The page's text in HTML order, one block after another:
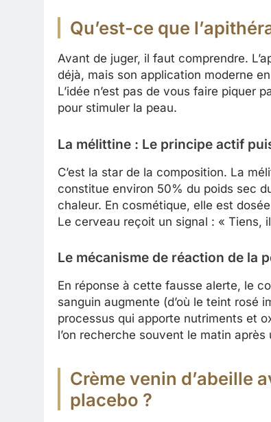
Qu’est-ce que
Avant de juger, il faut comprendre.
déjà, mais son application moderne
L’idée n’est pas de vous faire piquer
pour stimuler la peau.
La mélittine : Le principe actif
C’est la star de la composition. La
constitue environ 50% du poids sec
chaleur. En cosmétique, elle est
Le cerveau reçoit un signal : « Tiens,
Le mécanisme de réaction de la
En réponse à cette fausse alerte, le
sanguin augmente (d’où le teint rosé
processus qui apporte nutriments et
l’on recherche souvent le matin
Crème venin d’abeille
placebo ?